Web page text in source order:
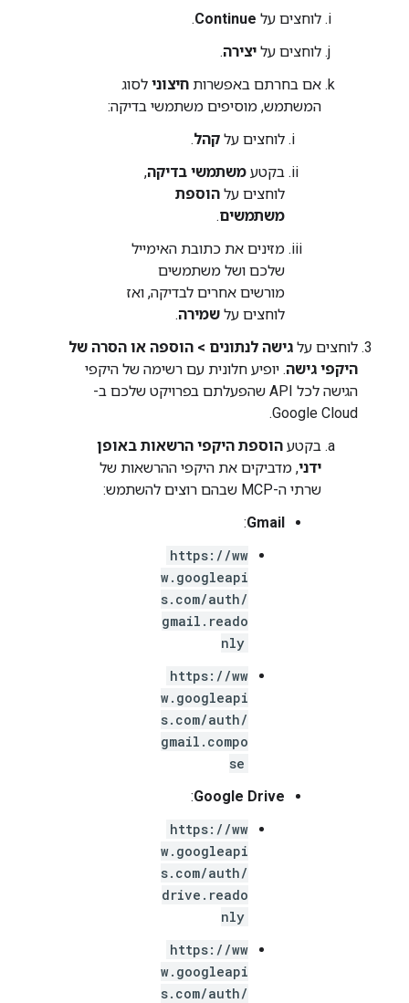
לוחצים על Continue
.
לוחצים על יצירה.
אם בחרתם באפשרות חיצוני לסוג
המשתמש, מוסיפים משתמשי בדיקה:
לוחצים על קהל.
בקטע משתמשי בדיקה,
לוחצים על הוספת
משתמשים.
מזינים את כתובת האימייל
שלכם ושל משתמשים
מורשים אחרים לבדיקה, ואז
לוחצים על שמירה.
לוחצים על גישה לנתונים > הוספה או הסרה של
היקפי גישה. יופיע חלונית עם רשימה של היקפי
הגישה לכל API שהפעלתם בפרויקט שלכם ב-
Google Cloud.
בקטע הוספת היקפי הרשאות באופן
ידני, מדביקים את היקפי ההרשאות של
שרתי ה-MCP שבהם רוצים להשתמש:
Gmail
:
https://ww
w.googleapi
s.com/auth/
gmail.reado
nly
https://ww
w.googleapi
s.com/auth/
gmail.compo
se
Google Drive
:
https://ww
w.googleapi
s.com/auth/
drive.reado
nly
https://ww
w.googleapi
s.com/auth/